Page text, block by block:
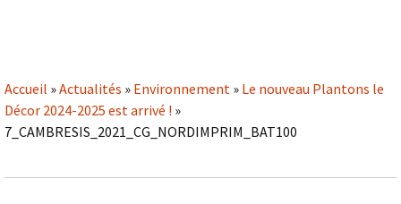
Accueil »Actualités » Environnement » Le nouveau Plantons le
Décor 2024-2025 est arrivé ! »
7_CAMBRESIS_2021_CG_NORDIMPRIM_BAT100